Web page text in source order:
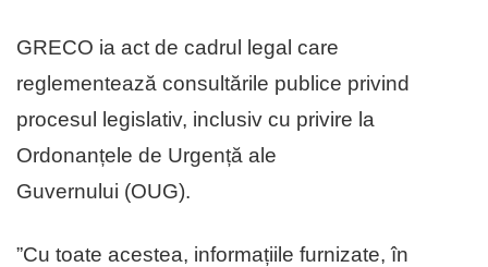
GRECO ia act de cadrul legal care
reglementează consultările publice privind
procesul legislativ, inclusiv cu privire la
Ordonanțele de Urgență ale
Guvernului (OUG).
”Cu toate acestea, informațiile furnizate, în